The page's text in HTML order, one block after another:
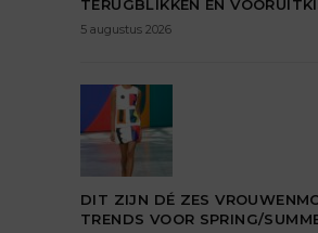
TERUGBLIKKEN EN
5 augustus 2026
DIT ZIJN DÉ ZES
TRENDS VOOR SPRING/